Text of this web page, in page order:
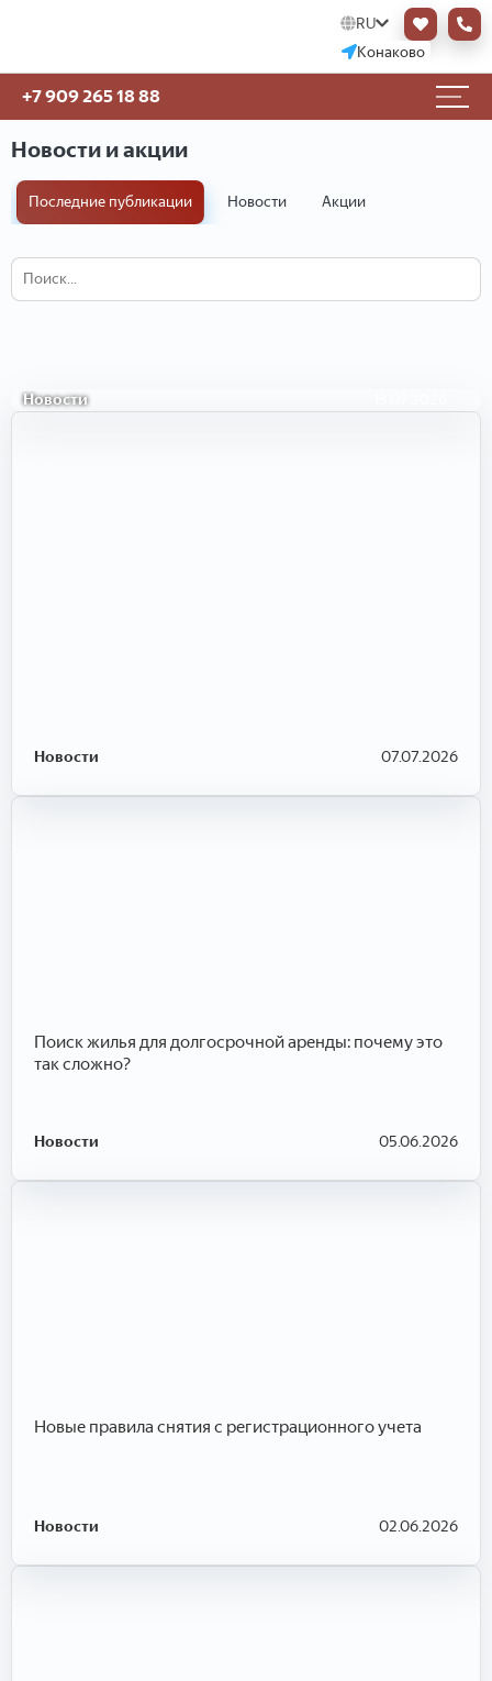
RU
Конаково
+7 909 265 18 88
Новости и акции
Последние публикации Новости Акции
реализации совместной недвижимости,
когда один из супругов признан банкротом.
Новости
Новости 07.07.2026
Поиск жилья для долгосрочной аренды: почему это
так сложно?
Новости 05.06.2026
Новые правила снятия с регистрационного учета
Новости 02.06.2026